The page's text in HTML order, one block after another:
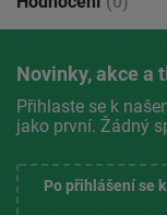
Novinky, akce a
Přihlaste se k
jako první. Žádný
Po přihlášení se